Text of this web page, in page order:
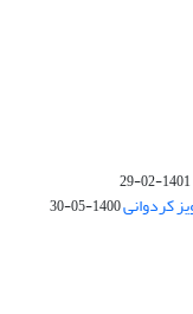
1401-02-29
کردوانی1400-05-30